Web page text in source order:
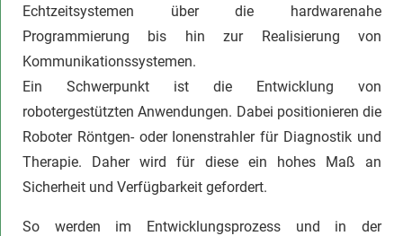
Echtzeitsystemen über die hardwarenahe
Programmierung bis hin zur Realisierung von
Kommunikationssystemen.
Ein Schwerpunkt ist die Entwicklung von
robotergestützten Anwendungen. Dabei positionieren die
Roboter Röntgen- oder Ionenstrahler für Diagnostik und
Therapie. Daher wird für diese ein hohes Maß an
Sicherheit und Verfügbarkeit gefordert.
So werden im Entwicklungsprozess und in der